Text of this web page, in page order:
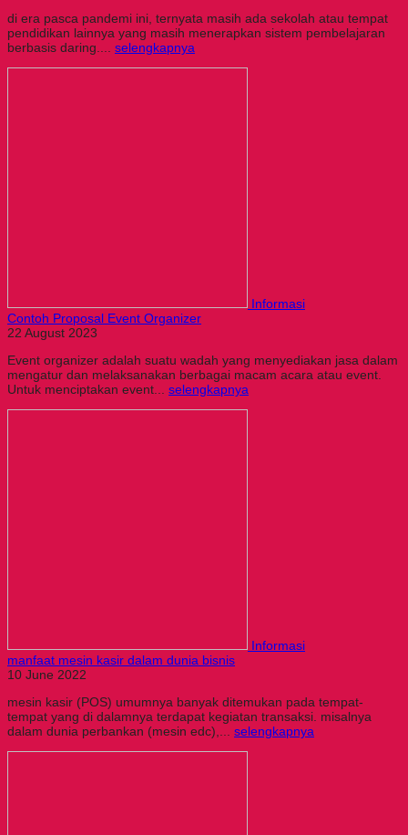
di era pasca pandemi ini, ternyata masih ada sekolah atau tempat
pendidikan lainnya yang masih menerapkan sistem pembelajaran
berbasis daring.... selengkapnya
Informasi
Contoh Proposal Event Organizer
22 August 2023
Event organizer adalah suatu wadah yang menyediakan jasa dalam
mengatur dan melaksanakan berbagai macam acara atau event.
Untuk menciptakan event... selengkapnya
Informasi
manfaat mesin kasir dalam dunia bisnis
10 June 2022
mesin kasir (POS) umumnya banyak ditemukan pada tempat-
tempat yang di dalamnya terdapat kegiatan transaksi. misalnya
dalam dunia perbankan (mesin edc),... selengkapnya